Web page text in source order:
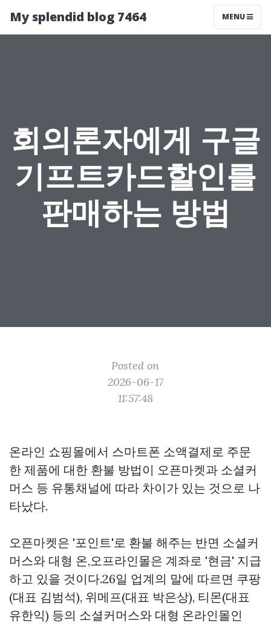
My splendid blog 7464 MENU
회의론자에게 구글
기프트카드할인를
판매하는 방법
Posted on
2026-06-17
11:57:48
온라인 쇼핑몰에서 스마트폰 소액결제로 주문
한 제품에 대한 환불 방법이 오픈마켓과 소셜커
머스 등 유통채널에 따라 차이가 있는 것으로 나
타났다.
오픈마켓은 '포인트'로 환불 해주는 반면 소셜커
머스와 대형 온,오프라인몰은 계좌로 '현금' 지급
하고 있을 것이다.26일 업계의 말에 따르면 쿠팡
(대표 김범석), 위메프(대표 박은상), 티몬(대표
유한익) 등의 소셜커머스와 대형 온라인몰인